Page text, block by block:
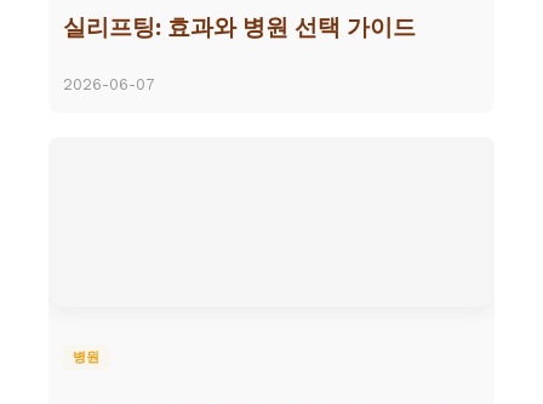
실리프팅: 효과와 병원 선택 가이드
2026-06-07
병원